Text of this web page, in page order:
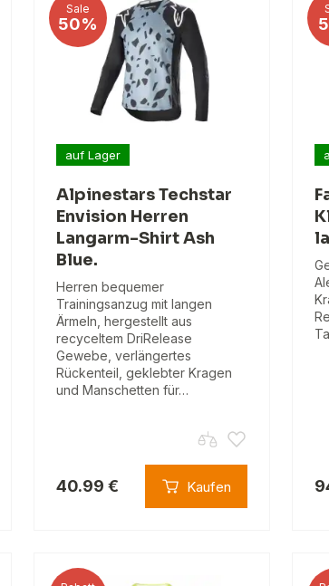
Sale
50%
auf Lager
Alpinestars Techstar
Envision Herren
Langarm-Shirt Ash
Blue.
Herren bequemer
Trainingsanzug mit langen
Ärmeln, hergestellt aus
recyceltem DriRelease
Gewebe, verlängertes
Rückenteil, geklebter Kragen
und Manschetten für…
40.99 € Kaufen